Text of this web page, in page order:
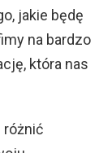
jakie będę
na bardzo
która nas
różnić